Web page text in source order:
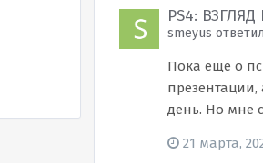
PS4:
smeyus
Пока еще о
день. Но мне
21 марта,